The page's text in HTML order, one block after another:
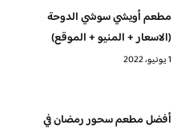
مطعم أويشي سوشي الدوحة
(الاسعار + المنيو + الموقع)
1 يونيو، 2022
أفضل مطعم سحور رمضان في